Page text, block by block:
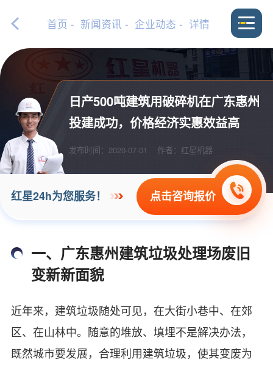
首页 - 新闻资讯 - 企业动态 - 详情
日产500吨建筑用破碎机在广东惠州
投建成功，价格经济实惠效益高
发布时间：2020-07-01 作者：红星机器
红星24h为您服务！ 点击咨询报价
一、广东惠州建筑垃圾处理场废旧
变新新面貌
近年来，建筑垃圾随处可见，在大街小巷中、在郊
区、在山林中。随意的堆放、填埋不是解决办法，
既然城市要发展，合理利用建筑垃圾，使其变废为